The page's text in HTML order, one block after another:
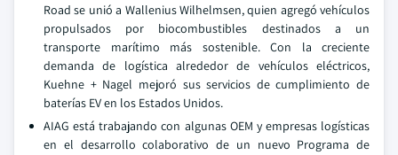
Road se unió a Wallenius Wilhelmsen, quien agregó vehículos
propulsados por biocombustibles destinados a un
transporte marítimo más sostenible. Con la creciente
demanda de logística alrededor de vehículos eléctricos,
Kuehne + Nagel mejoró sus servicios de cumplimiento de
baterías EV en los Estados Unidos.
AIAG está trabajando con algunas OEM y empresas logísticas
en el desarrollo colaborativo de un nuevo Programa de